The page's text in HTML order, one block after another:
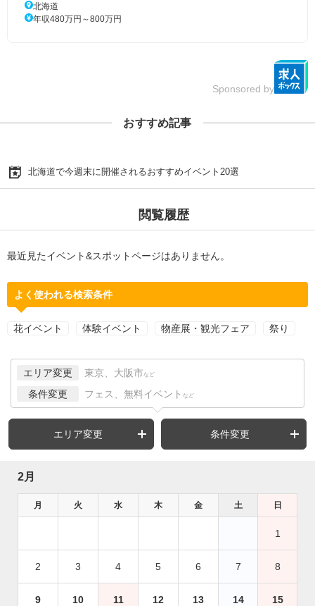
北海道
年収480万円～800万円
Sponsored by
おすすめ記事
北海道で今週末に開催されるおすすめイベント20選
閲覧履歴
最近見たイベント&スポットページはありません。
よく使われる検索条件
花イベント 体験イベント 物産展・観光フェア 祭り
エリア変更 東京、大阪市 など
条件変更 フェス、無料イベント など
エリア変更 条件変更
2月
月 火 水 木 金 土 日
1
2 3 4 5 6 7 8
9 10 11 12 13 14 15